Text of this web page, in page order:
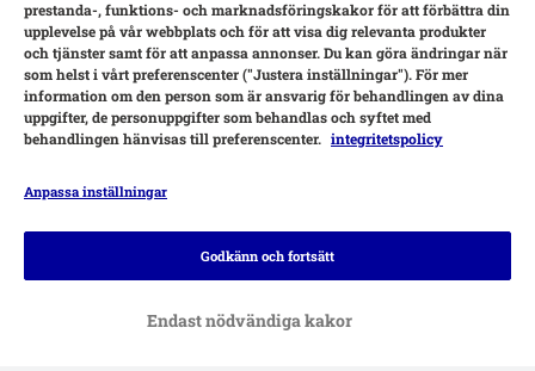
Betalningsalternativ
prestanda-, funktions- och marknadsföringskakor för att förbättra din
upplevelse på vår webbplats och för att visa dig relevanta produkter
och tjänster samt för att anpassa annonser. Du kan göra ändringar när
som helst i vårt preferenscenter ("Justera inställningar"). För mer
information om den person som är ansvarig för behandlingen av dina
uppgifter, de personuppgifter som behandlas och syftet med
behandlingen hänvisas till preferenscenter. integritetspolicy
Anpassa inställningar
Endast nödvändiga kakor
Godkänn och fortsätt